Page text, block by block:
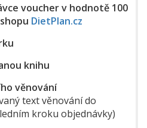
voucher v hodnotě 100
DietPlan.cz
knihu
věnování
text věnování do
kroku objednávky)